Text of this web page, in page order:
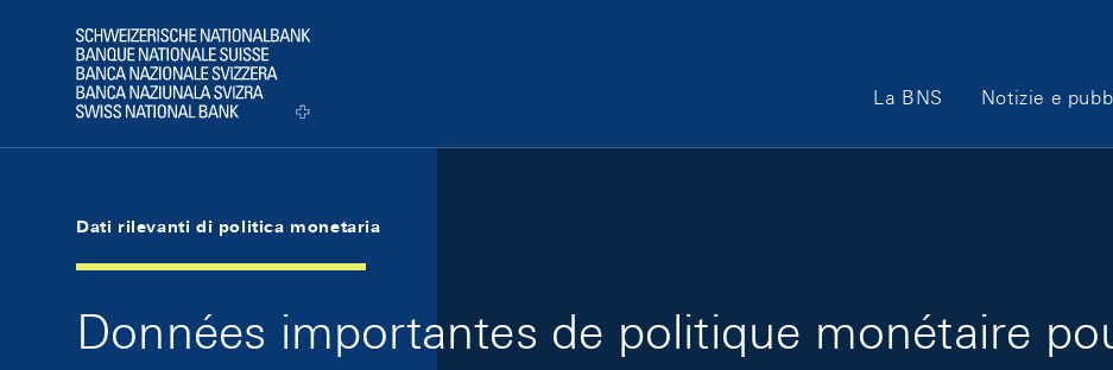
Logo
Main Navigation
La BNS Notizie e
Dati rilevanti di politica monetaria
Données importantes de politique monétaire